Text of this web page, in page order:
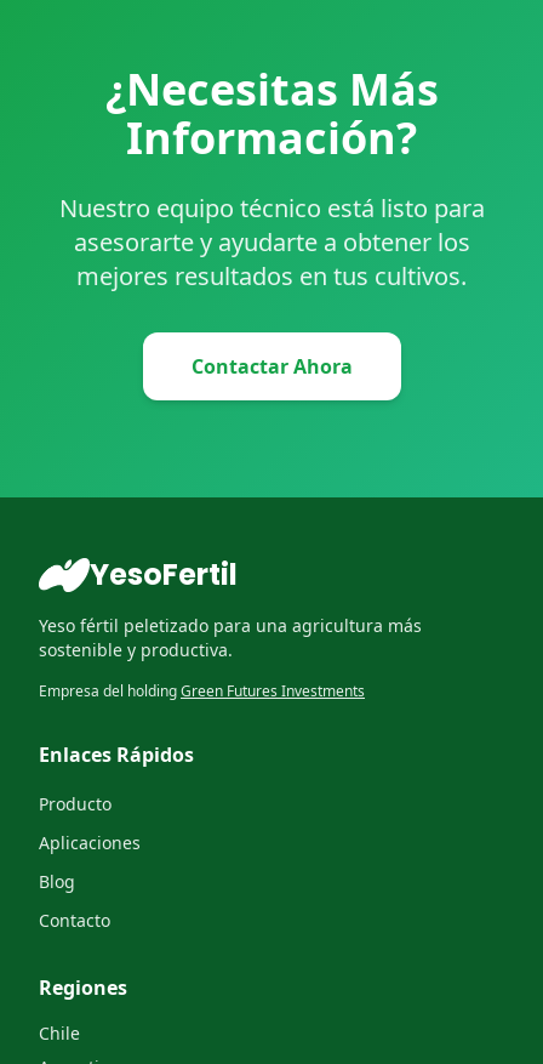
¿Necesitas Más
Información?
Nuestro equipo técnico está listo para
asesorarte y ayudarte a obtener los
mejores resultados en tus cultivos.
Contactar Ahora
YesoFertil
Yeso fértil peletizado para una agricultura más
sostenible y productiva.
Empresa del holdingGreen Futures Investments
Enlaces Rápidos
Producto
Aplicaciones
Blog
Contacto
Regiones
Chile